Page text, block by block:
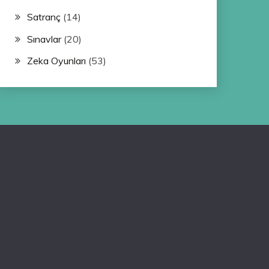
Satranç(14)
Sınavlar(20)
Zeka Oyunları (53)